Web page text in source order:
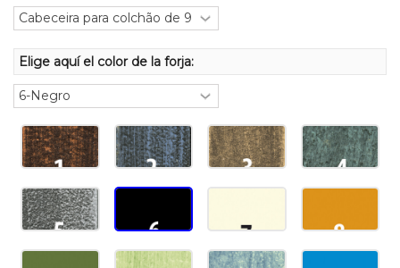
Elige aquí el color de la forja: